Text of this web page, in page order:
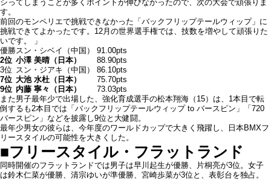
シってしまうことが多くポイントが伸びなかったので、次の大会で頑張りま
す。
前回のモンペリエで挑戦できなかった「バックフリップテールウィップ」に
挑戦できてよかったです。12月の世界選手権では、技数を増やして頑張りた
いです。 」
優勝スン・シベイ（中国） 91.00pts
2位 小澤 美晴（日本）
88.90pts
3位 スン・ジアキ（中国） 86.10pts
7位 大池 水杜（日本）
75.70pts
9位 内藤 寧々（日本）
73.03pts
また男子最年少で出場した、強化育成選手の松本翔海（15）は、1本目で転
倒するも2本目では「バックフリップテールウィップ to バースピン」「720
バースピン」などを披露し9位と大健闘。
最年少男女の彼らは、今年度のワールドカップで大きく飛躍し、日本BMXフ
リースタイルの可能性を大きくした。
■フリースタイル・フラットランド
同時開催のフラットランドでは男子は早川起生が優勝、片桐亮が3位。女子
は鈴木仁菜が優勝、清宗ゆいが準優勝、宮崎歩菜が3位と、表彰台を独占。